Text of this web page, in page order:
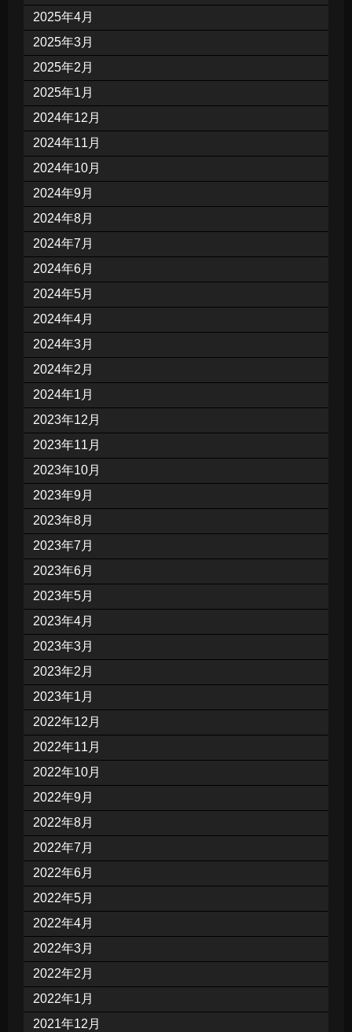
2025年4月
2025年3月
2025年2月
2025年1月
2024年12月
2024年11月
2024年10月
2024年9月
2024年8月
2024年7月
2024年6月
2024年5月
2024年4月
2024年3月
2024年2月
2024年1月
2023年12月
2023年11月
2023年10月
2023年9月
2023年8月
2023年7月
2023年6月
2023年5月
2023年4月
2023年3月
2023年2月
2023年1月
2022年12月
2022年11月
2022年10月
2022年9月
2022年8月
2022年7月
2022年6月
2022年5月
2022年4月
2022年3月
2022年2月
2022年1月
2021年12月